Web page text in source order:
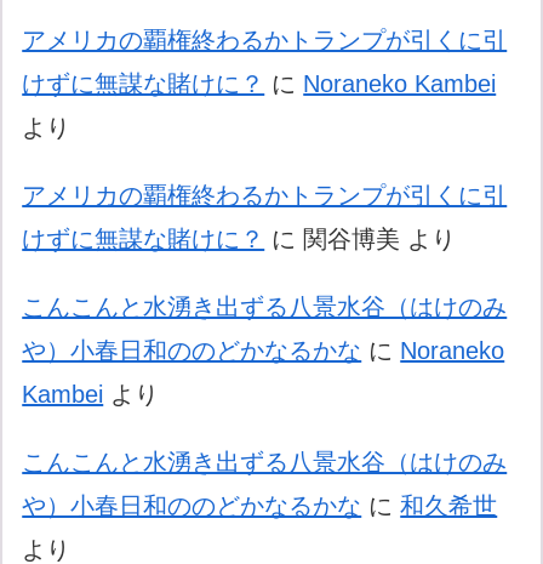
アメリカの覇権終わるかトランプが引くに引
けずに無謀な賭けに？ に Noraneko Kambei
より
アメリカの覇権終わるかトランプが引くに引
けずに無謀な賭けに？ に 関谷博美 より
こんこんと水湧き出ずる八景水谷（はけのみ
や）小春日和ののどかなるかな に Noraneko
Kambei より
こんこんと水湧き出ずる八景水谷（はけのみ
や）小春日和ののどかなるかな に和久希世
より